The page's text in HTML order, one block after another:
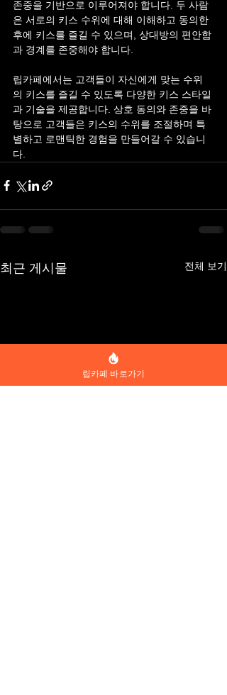
존중을 기반으로 이루어져야 합니다. 두 사람
은 서로의 키스 수위에 대해 이해하고 동의한
후에 키스를 즐길 수 있으며, 상대방의 편안함
과 경계를 존중해야 합니다.
립카페에서는 고객들이 자신에게 맞는 수위
의 키스를 즐길 수 있도록 다양한 키스 스타일
과 기술을 제공합니다. 상호 동의와 존중을 바
탕으로 고객들은 키스의 수위를 조절하며 특
별하고 로맨틱한 경험을 만들어갈 수 있습니
다.
최근 게시물 전체 보기
립카페 바로가기